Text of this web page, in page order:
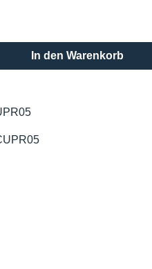
gewünschten
In den Warenkorb